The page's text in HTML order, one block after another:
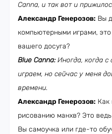
Canna, и так вот и
Александр Генерозов: Вы
компьютерными играми, это
вашего досуга?
Blue Canna: Иногда, когда с
играем, но сейчас у меня
времени.
Александр Генерозов: Как
рисованию манхв? Это
Вы самоучка или где-то